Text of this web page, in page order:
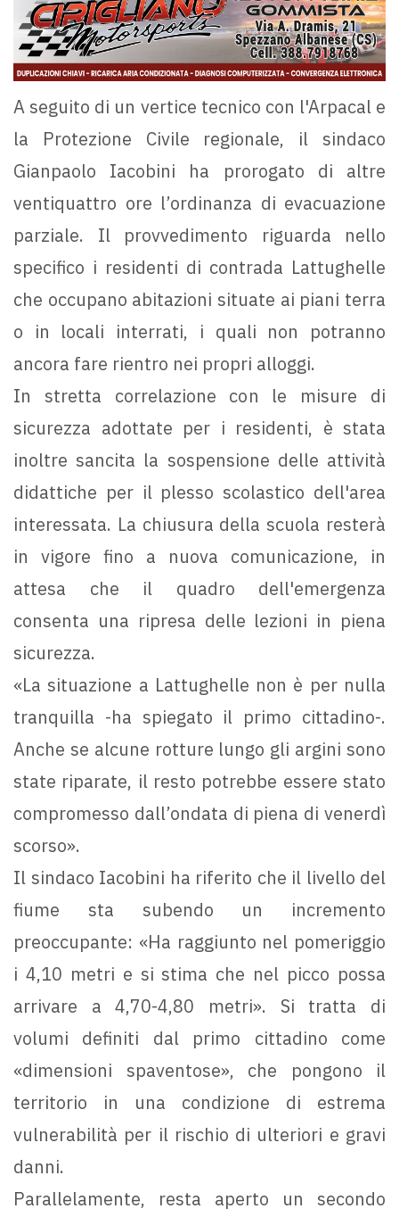
A seguito di un vertice tecnico con l'Arpacal e
la Protezione Civile regionale, il sindaco
Gianpaolo Iacobini ha prorogato di altre
ventiquattro ore l’ordinanza di evacuazione
parziale. Il provvedimento riguarda nello
specifico i residenti di contrada Lattughelle
che occupano abitazioni situate ai piani terra
o in locali interrati, i quali non potranno
ancora fare rientro nei propri alloggi.
In stretta correlazione con le misure di
sicurezza adottate per i residenti, è stata
inoltre sancita la sospensione delle attività
didattiche per il plesso scolastico dell'area
interessata. La chiusura della scuola resterà
in vigore fino a nuova comunicazione, in
attesa che il quadro dell'emergenza
consenta una ripresa delle lezioni in piena
sicurezza.
«La situazione a Lattughelle non è per nulla
tranquilla -ha spiegato il primo cittadino-.
Anche se alcune rotture lungo gli argini sono
state riparate, il resto potrebbe essere stato
compromesso dall’ondata di piena di venerdì
scorso».
Il sindaco Iacobini ha riferito che il livello del
fiume sta subendo un incremento
preoccupante: «Ha raggiunto nel pomeriggio
i 4,10 metri e si stima che nel picco possa
arrivare a 4,70-4,80 metri». Si tratta di
volumi definiti dal primo cittadino come
«dimensioni spaventose», che pongono il
territorio in una condizione di estrema
vulnerabilità per il rischio di ulteriori e gravi
danni.
Parallelamente, resta aperto un secondo